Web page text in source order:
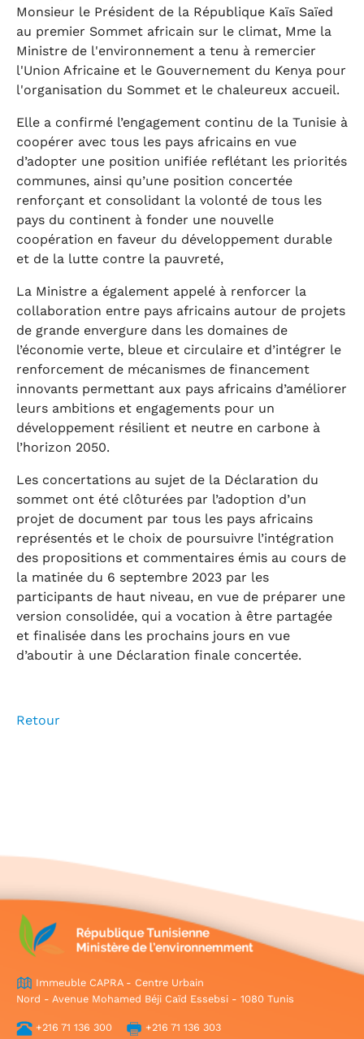
Monsieur le Président de la République Kaïs Saïed
au premier Sommet africain sur le climat, Mme la
Ministre de l'environnement a tenu à remercier
l'Union Africaine et le Gouvernement du Kenya pour
l'organisation du Sommet et le chaleureux accueil.
Elle a confirmé l’engagement continu de la Tunisie à
coopérer avec tous les pays africains en vue
d’adopter une position unifiée reflétant les priorités
communes, ainsi qu’une position concertée
renforçant et consolidant la volonté de tous les
pays du continent à fonder une nouvelle
coopération en faveur du développement durable
et de la lutte contre la pauvreté,
La Ministre a également appelé à renforcer la
collaboration entre pays africains autour de projets
de grande envergure dans les domaines de
l’économie verte, bleue et circulaire et d’intégrer le
renforcement de mécanismes de financement
innovants permettant aux pays africains d’améliorer
leurs ambitions et engagements pour un
développement résilient et neutre en carbone à
l’horizon 2050.
Les concertations au sujet de la Déclaration du
sommet ont été clôturées par l’adoption d’un
projet de document par tous les pays africains
représentés et le choix de poursuivre l’intégration
des propositions et commentaires émis au cours de
la matinée du 6 septembre 2023 par les
participants de haut niveau, en vue de préparer une
version consolidée, qui a vocation à être partagée
et finalisée dans les prochains jours en vue
d’aboutir à une Déclaration finale concertée.
Retour
Immeuble CAPRA - Centre Urbain
Nord - Avenue Mohamed Béji Caïd Essebsi - 1080 Tunis
+216 71 136 300 +216 71 136 303